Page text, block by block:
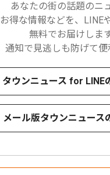
あなたの街の話題のニ
お得な情報などを、LINE
無料でお届けします
通知で見逃しも防げて便
タウンニュース for LINE
メール版タウンニュース